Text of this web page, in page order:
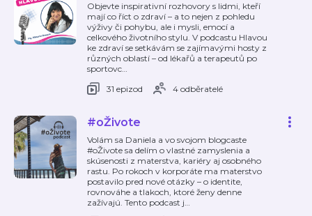
Objevte inspirativní rozhovory s lidmi, kteří
mají co říct o zdraví – a to nejen z pohledu
výživy či pohybu, ale i mysli, emocí a
celkového životního stylu. V podcastu Hlavou
ke zdraví se setkávám se zajímavými hosty z
různých oblastí – od lékařů a terapeutů po
sportovc…
31 epizod
4 odběratelé
#oŽivote
Volám sa Daniela a vo svojom blogcaste
#oŽivote sa delím o vlastné zamyslenia a
skúsenosti z materstva, kariéry aj osobného
rastu. Po rokoch v korporáte ma materstvo
postavilo pred nové otázky – o identite,
rovnováhe a tlakoch, ktoré ženy denne
zažívajú. Tento podcast j…